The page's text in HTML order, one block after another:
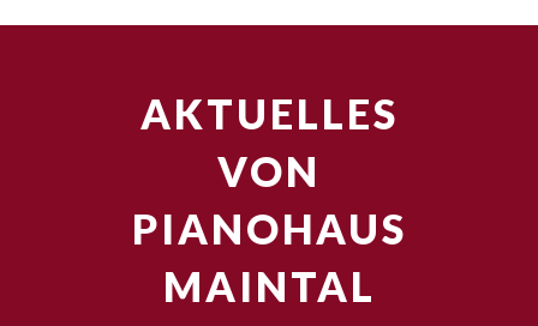
AKTUELLES
VON
PIANOHAUS
MAINTAL